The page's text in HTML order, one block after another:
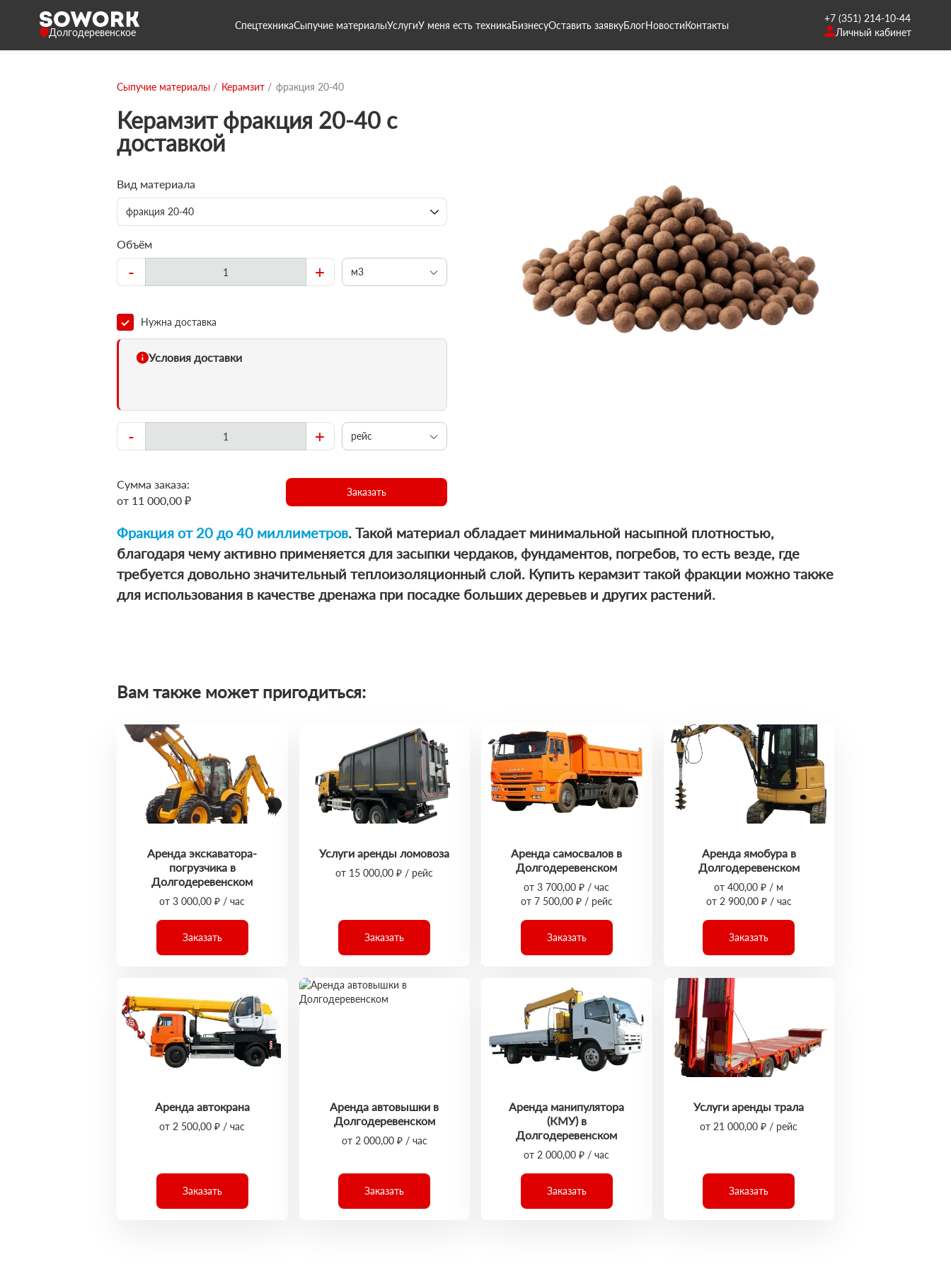
Долгодеревенское
СпецтехникаСыпучие материалыУслугиУ меня есть техникаБизнесуОставить заявкуБлогНовостиКонтакты
+7 (351) 214-10-44
Личный кабинет
Сыпучие материалы Керамзит фракция 20-40
Керамзит фракция 20-40 с
доставкой
Вид материала
фракция 20-40
Объём
- + м3
Нужна доставка
Условия доставки
- + рейс
Сумма заказа:
от 11 000,00 ₽
Заказать
Фракция от 20 до 40 миллиметров. Такой материал обладает минимальной насыпной плотностью,
благодаря чему активно применяется для засыпки чердаков, фундаментов, погребов, то есть везде, где
требуется довольно значительный теплоизоляционный слой. Купить керамзиттакой фракции можно также
для использования в качестве дренажа при посадке больших деревьев и других растений.
Вам также может пригодиться:
Аренда экскаватора-
погрузчика в
Долгодеревенском
от 3 000,00 ₽ / час
Заказать
Услуги аренды ломовоза
от 15 000,00 ₽ / рейс
Заказать
Аренда самосвалов в
Долгодеревенском
от 3 700,00 ₽ / час
от 7 500,00 ₽ / рейс
Заказать
Аренда ямобура в
Долгодеревенском
от 400,00 ₽ / м
от 2 900,00 ₽ / час
Заказать
Аренда автокрана
от 2 500,00 ₽ / час
Заказать
Аренда автовышки в
Долгодеревенском
от 2 000,00 ₽ / час
Заказать
Аренда манипулятора
(КМУ) в
Долгодеревенском
от 2 000,00 ₽ / час
Заказать
Услуги аренды трала
от 21 000,00 ₽ / рейс
Заказать